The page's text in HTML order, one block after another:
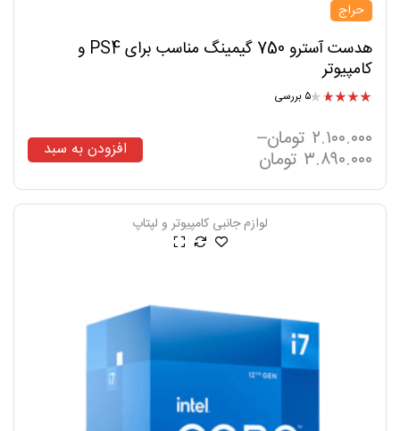
حراج
هدست آسترو 750 گیمینگ مناسب برای PS4 و
کامپیوتر
۵ بررسی
۲.۱۰۰.۰۰۰ تومان–
۳.۸۹۰.۰۰۰ تومان افزودن به سبد
لوازم جانبی کامپیوتر و لپتاپ